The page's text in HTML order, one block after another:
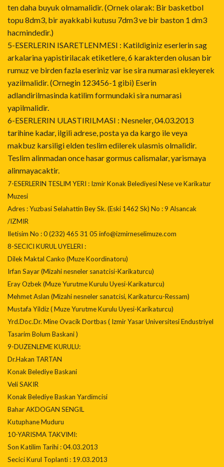
ten daha buyuk olmamalidir. (Ornek olarak: Bir basketbol
topu 8dm3, bir ayakkabi kutusu 7dm3 ve bir baston 1 dm3
hacmindedir.)
5-ESERLERIN ISARETLENMESI : Katildiginiz eserlerin sag
arkalarina yapistirilacak etiketlere, 6 karakterden olusan bir
rumuz ve birden fazla eseriniz var ise sira numarasi ekleyerek
yazilmalidir. (Ornegin 123456-1 gibi) Eserin
adlandirilmasinda katilim formundaki sira numarasi
yapilmalidir.
6-ESERLERIN ULASTIRILMASI : Nesneler, 04.03.2013
tarihine kadar, ilgili adrese, posta ya da kargo ile veya
makbuz karsiligi elden teslim edilerek ulasmis olmalidir.
Teslim alinmadan once hasar gormus calismalar, yarismaya
alinmayacaktir.
7-ESERLERIN TESLIM YERI : Izmir Konak Belediyesi Nese ve Karikatur
Muzesi
Adres : Yuzbasi Selahattin Bey Sk. (Eski 1462 Sk) No : 9 Alsancak
/IZMIR
Iletisim No : 0 (232) 465 31 05 info@izmirneselimuze.com
8-SECICI KURUL UYELERI :
Dilek Maktal Canko (Muze Koordinatoru)
Irfan Sayar (Mizahi nesneler sanatcisi-Karikaturcu)
Eray Ozbek (Muze Yurutme Kurulu Uyesi-Karikaturcu)
Mehmet Aslan (Mizahi nesneler sanatcisi, Karikaturcu-Ressam)
Mustafa Yildiz ( Muze Yurutme Kurulu Uyesi-Karikaturcu)
Yrd.Doc.Dr. Mine Ovacik Dortbas ( Izmir Yasar Universitesi Endustriyel
Tasarim Bolum Baskani )
9-DUZENLEME KURULU:
Dr.Hakan TARTAN
Konak Belediye Baskani
Veli SAKIR
Konak Belediye Baskan Yardimcisi
Bahar AKDOGAN SENGIL
Kutuphane Muduru
10-YARISMA TAKVIMI:
Son Katilim Tarihi : 04.03.2013
Secici Kurul Toplanti : 19.03.2013